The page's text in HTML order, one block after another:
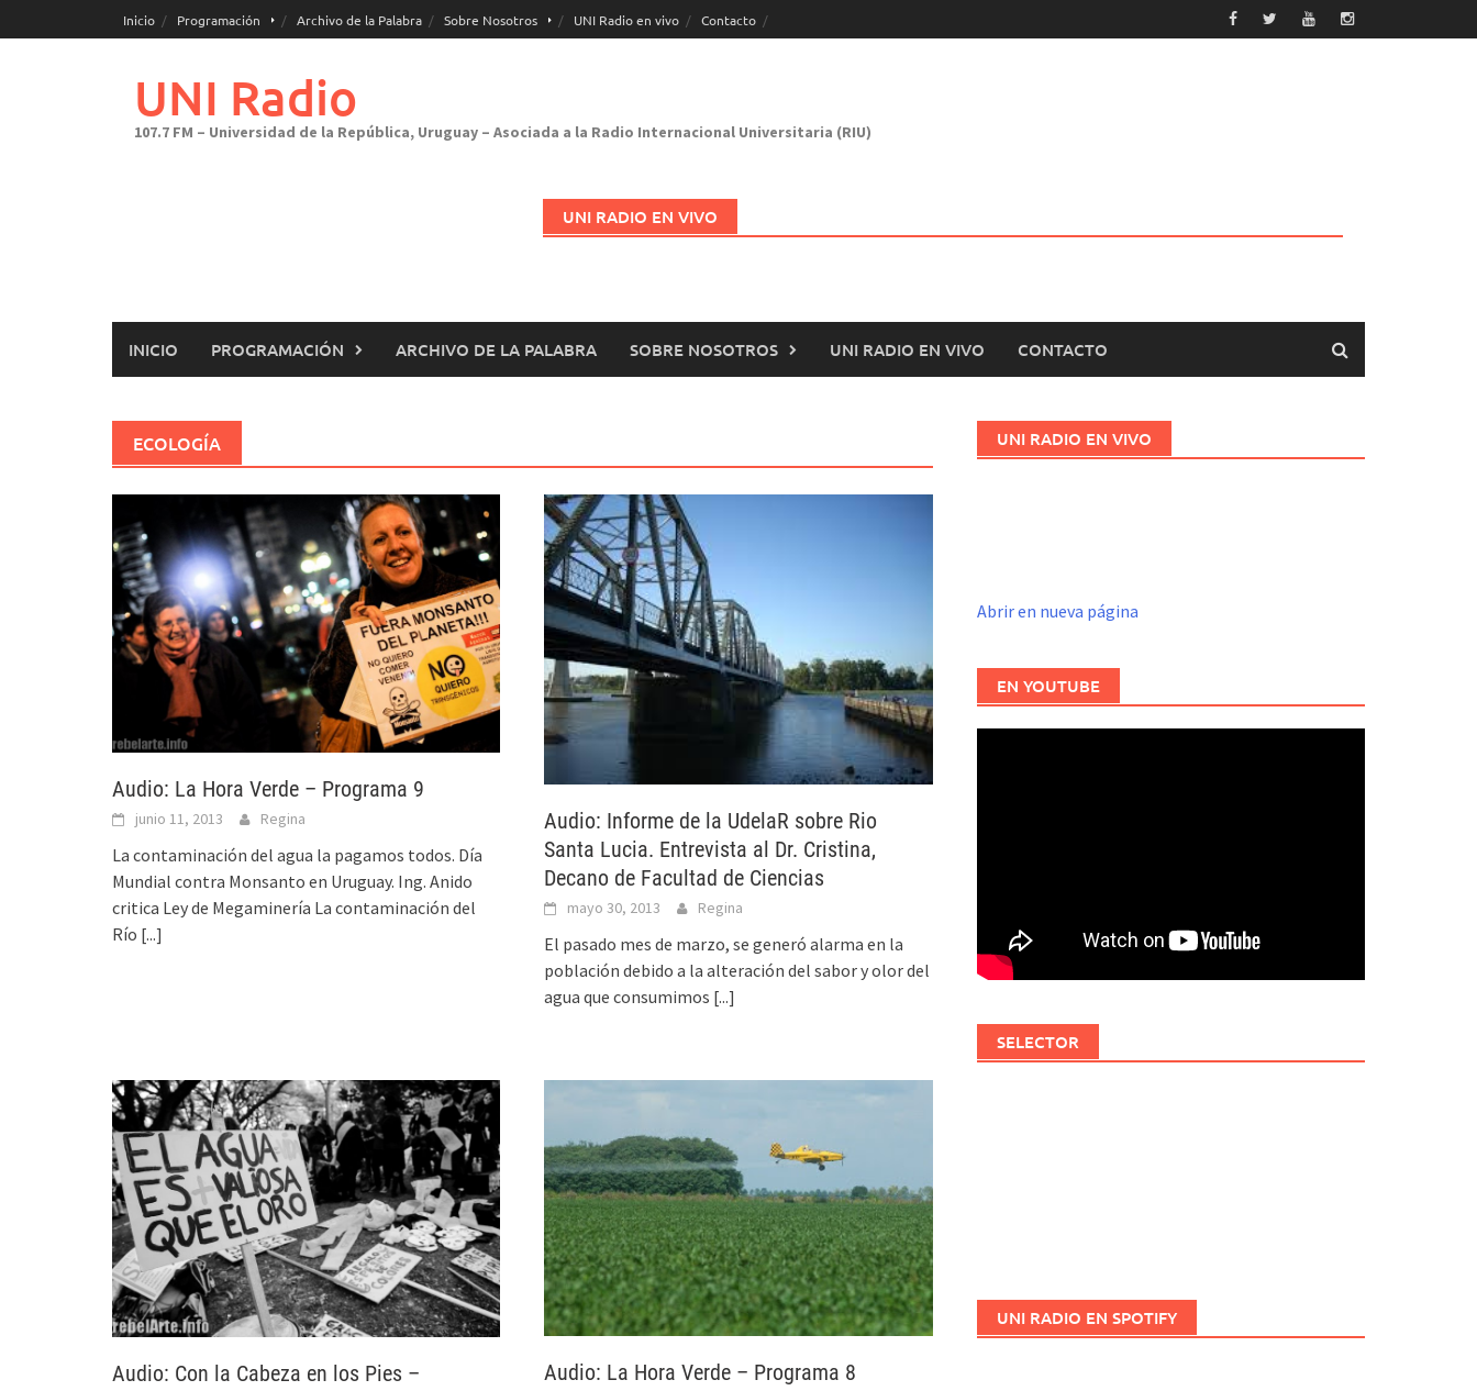
al
Inicio Programación Archivo de la Palabra Sobre Nosotros UNI Radio en vivo Contacto
UNI Radio
107.7 FM – Universidad de la República, Uruguay – Asociada a la Radio Internacional Universitaria (RIU)
UNI RADIO EN VIVO
INICIO PROGRAMACIÓN ARCHIVO DE LA PALABRA SOBRE NOSOTROS UNI RADIO EN VIVO CONTACTO
ECOLOGÍA
Audio: La Hora Verde – Programa 9
junio 11, 2013 Regina
La contaminación del agua la pagamos todos. Día
Mundial contra Monsanto en Uruguay. Ing. Anido
critica Ley de Megaminería La contaminación del
Río [...]
Audio: Informe de la UdelaR sobre Rio
Santa Lucia. Entrevista al Dr. Cristina,
Decano de Facultad de Ciencias
mayo 30, 2013 Regina
El pasado mes de marzo, se generó alarma en la
población debido a la alteración del sabor y olor del
agua que consumimos [...]
Audio: Con la Cabeza en los Pies –
Audio: La Hora Verde – Programa 8
UNI RADIO EN VIVO
Abrir en nueva página
EN YOUTUBE
SELECTOR
UNI RADIO EN SPOTIFY